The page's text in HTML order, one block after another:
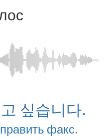
싶습니다.
факс.